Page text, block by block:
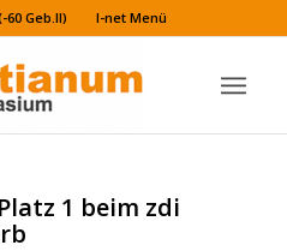
60 Geb.II) I-net Menü
1 beim zdi